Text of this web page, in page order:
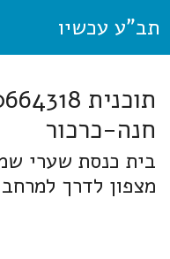
תב"ע עכשיו
חנה-כרכור
מצפון לדרך